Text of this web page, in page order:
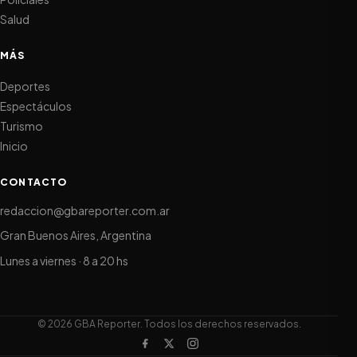
Salud
MÁS
Deportes
Espectáculos
Turismo
Inicio
CONTACTO
redaccion@gbareporter.com.ar
Gran Buenos Aires, Argentina
Lunes a viernes · 8 a 20 hs
© 2026 GBA Reporter. Todos los derechos reservados.